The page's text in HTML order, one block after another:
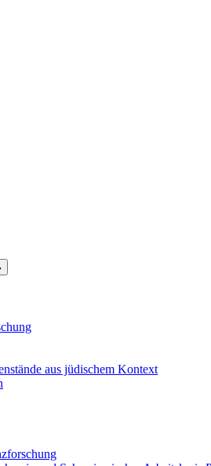
aus jüdischem Kontext